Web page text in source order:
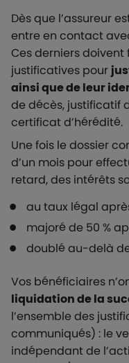
Dès que l’assureur
entre en contact
Ces derniers
justificatives pour
ainsi que de leur
de décès, justificatif
certificat d’hérédité.
Une fois le dossier
d’un mois pour
retard, des intérêts
au taux légal
majoré de 50 %
doublé au-delà
Vos bénéficiaires
liquidation de la
l’ensemble des
communiqués) : le
indépendant de